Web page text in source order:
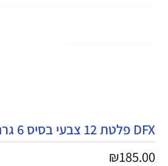
DFX פלטת 12 צבעי בסיס 6 גרם
₪185.00